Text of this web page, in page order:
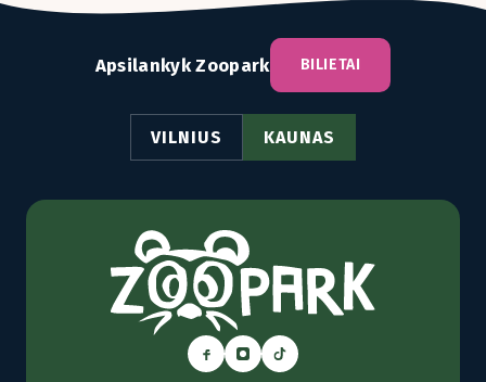
Apsilankyk Zoopark BILIETAI
VILNIUS KAUNAS